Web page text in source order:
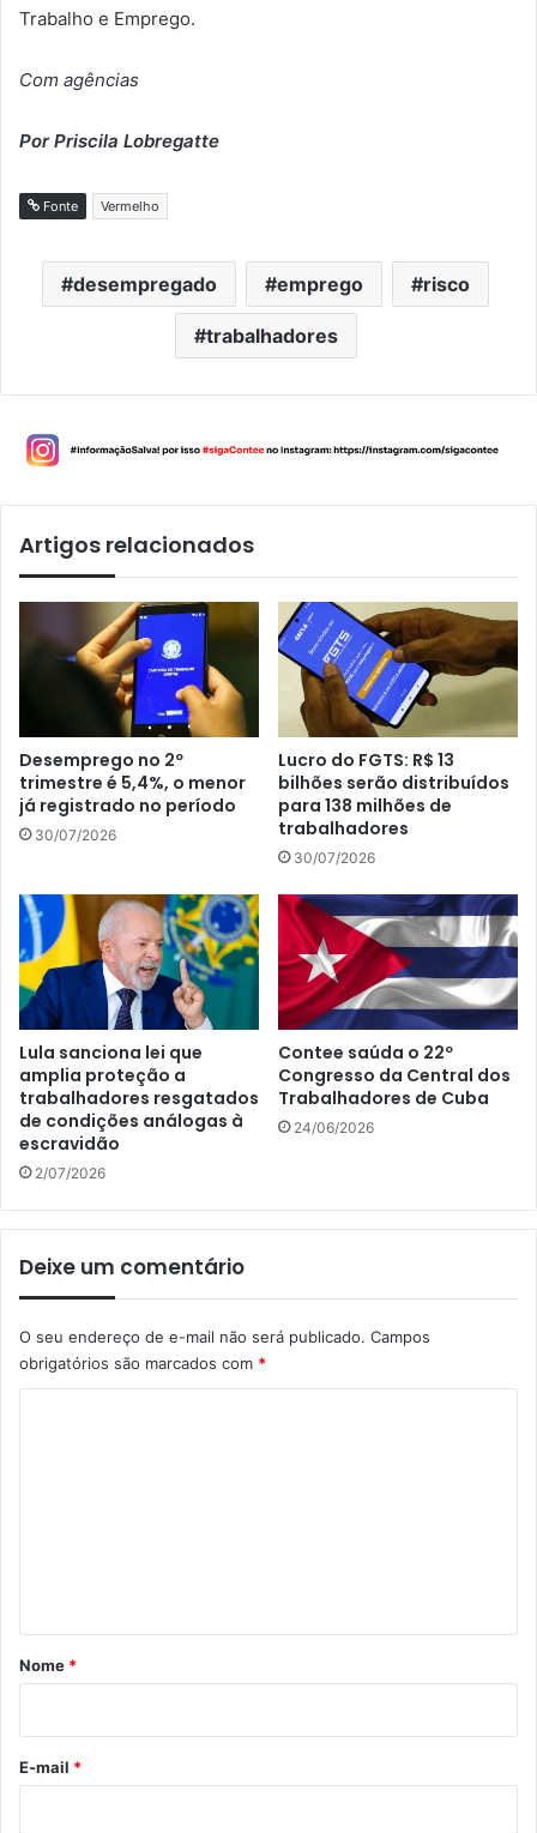
Trabalho e Emprego.
Com agências
Por Priscila Lobregatte
Fonte Vermelho
desempregado emprego risco
trabalhadores
Artigos relacionados
Desemprego no 2º
trimestre é 5,4%, o menor
já registrado no período
30/07/2026
Lucro do FGTS: R$ 13
bilhões serão distribuídos
para 138 milhões de
trabalhadores
30/07/2026
Lula sanciona lei que
amplia proteção a
trabalhadores resgatados
de condições análogas à
escravidão
2/07/2026
Contee saúda o 22º
Congresso da Central dos
Trabalhadores de Cuba
24/06/2026
Deixe um comentário
O seu endereço de e-mail não será publicado. Campos
obrigatórios são marcados com *
r
*
Nome *
E-mail *